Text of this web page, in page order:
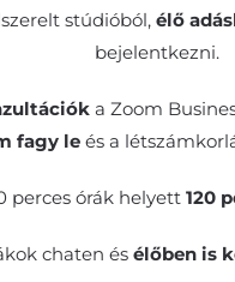
stúdióból, élő
bejelentkezni.
a Zoom
fagy leés a
perces órák helyett 120
chaten és élőben is